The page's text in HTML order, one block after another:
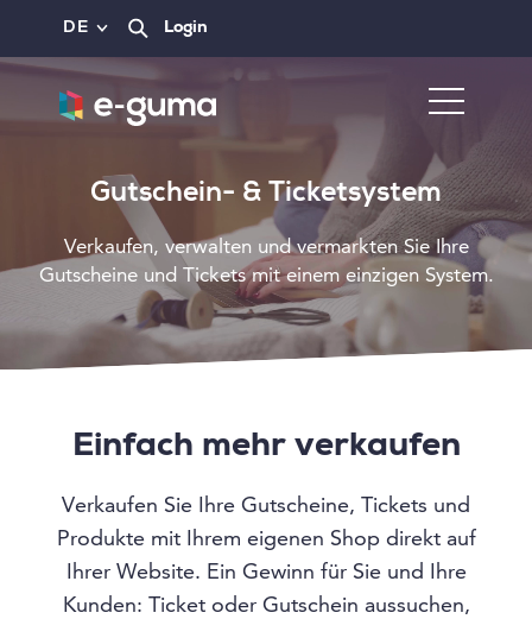
DE Login
Gutschein- & Ticketsystem
Verkaufen, verwalten und vermarkten Sie Ihre
Gutscheine und Tickets mit einem einzigen System.
Einfach mehr verkaufen
Verkaufen Sie Ihre Gutscheine, Tickets und
Produkte mit Ihrem eigenen Shop direkt auf
Ihrer Website. Ein Gewinn für Sie und Ihre
Kunden: Ticket oder Gutschein aussuchen,